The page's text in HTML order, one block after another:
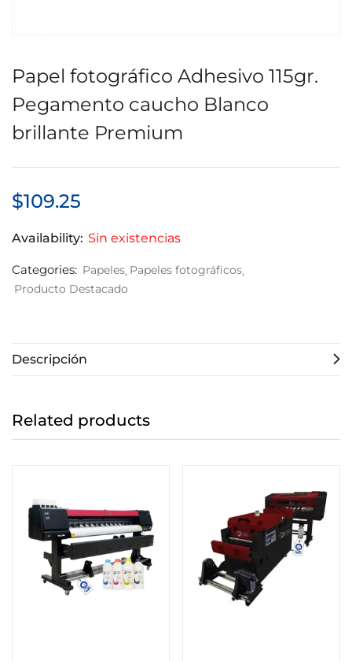
Papel fotográfico Adhesivo 115gr.
Pegamento caucho Blanco
brillante Premium
$109.25
Availability: Sin existencias
Categories: Papeles Papeles fotográficos
Producto Destacado
Descripción
Related products